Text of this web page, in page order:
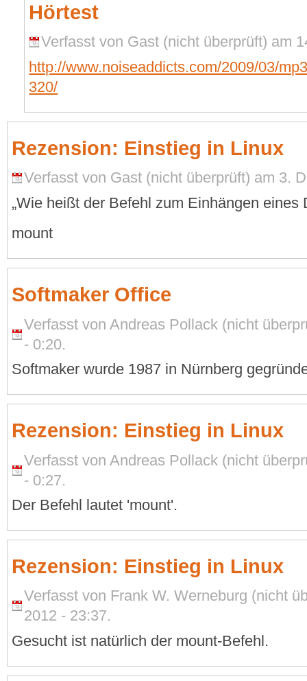
Hörtest
Verfasst von Gast (nicht überprüft) am
http://www.noiseaddicts.com/2009/03/
320/
Rezension: Einstieg in Linux
Verfasst von Gast (nicht überprüft) am 3.
„Wie heißt der Befehl zum Einhängen eines
mount
Softmaker Office
Verfasst von Andreas Pollack (nicht
- 0:20.
Softmaker wurde 1987 in Nürnberg
Rezension: Einstieg in Linux
Verfasst von Andreas Pollack (nicht
- 0:27.
Der Befehl lautet 'mount'.
Rezension: Einstieg in Linux
Verfasst von Frank W. Werneburg (nicht
2012 - 23:37.
Gesucht ist natürlich der mount-Befehl.